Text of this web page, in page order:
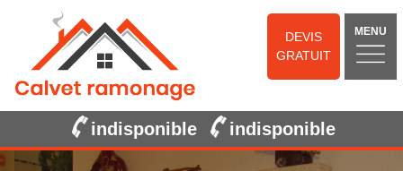
DEVIS
GRATUIT
MENU
indisponible indisponible